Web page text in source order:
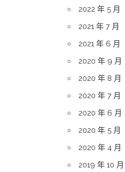
2022 年 5 月
2021 年 7 月
2021 年 6 月
2020 年 9 月
2020 年 8 月
2020 年 7 月
2020 年 6 月
2020 年 5 月
2020 年 4 月
2019 年 10 月